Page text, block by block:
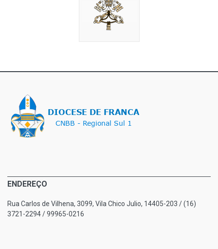
ENDEREÇO
Rua Carlos de Vilhena, 3099, Vila Chico Julio, 14405-203 / (16)
3721-2294 / 99965-0216